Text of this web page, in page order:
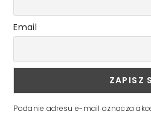
Email
Podanie adresu e-mail oznacza